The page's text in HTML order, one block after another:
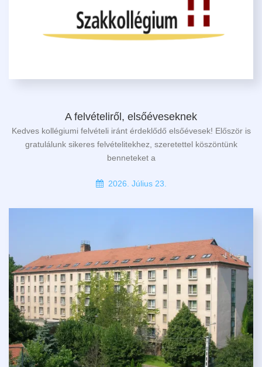
A felvételiről, elsőéveseknek
Kedves kollégiumi felvételi iránt érdeklődő elsőévesek! Először is
gratulálunk sikeres felvételitekhez, szeretettel köszöntünk
benneteket a
2026. Július 23.